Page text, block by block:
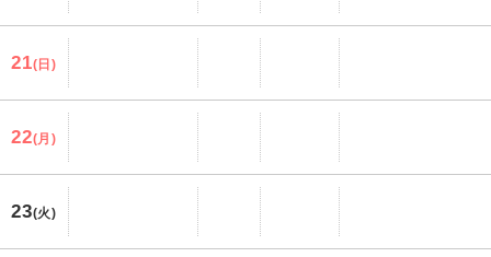
21(日)
22(月)
23(火)